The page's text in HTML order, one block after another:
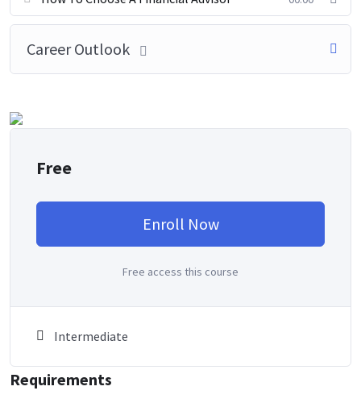
Career Outlook
Free
Enroll Now
Free access this course
Intermediate
Requirements